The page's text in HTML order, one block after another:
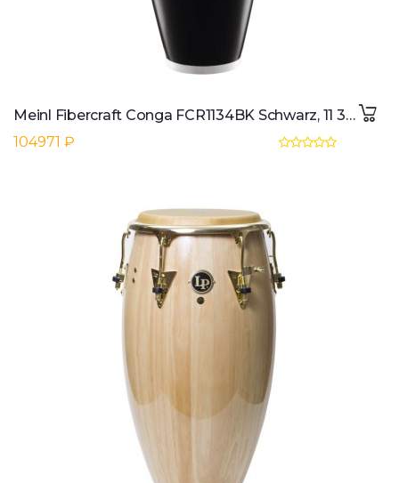
Meinl Fibercraft Conga FCR1134BK Schwarz, 11 3/4"
104971 ₽